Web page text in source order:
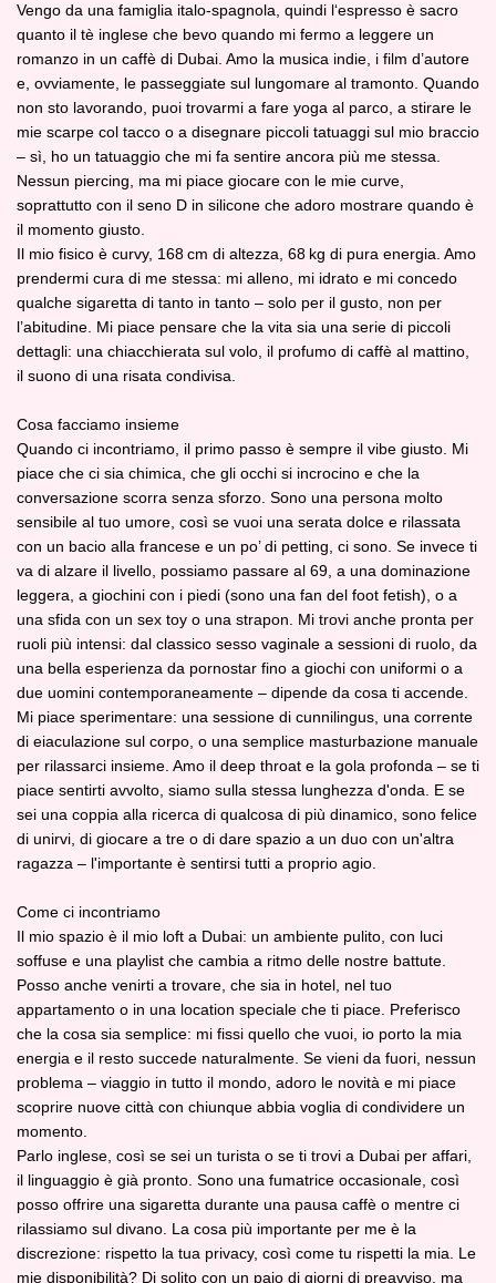
Vengo da una famiglia italo‑spagnola, quindi l‘espresso è sacro
quanto il tè inglese che bevo quando mi fermo a leggere un
romanzo in un caffè di Dubai. Amo la musica indie, i film d’autore
e, ovviamente, le passeggiate sul lungomare al tramonto. Quando
non sto lavorando, puoi trovarmi a fare yoga al parco, a stirare le
mie scarpe col tacco o a disegnare piccoli tatuaggi sul mio braccio
– sì, ho un tatuaggio che mi fa sentire ancora più me stessa.
Nessun piercing, ma mi piace giocare con le mie curve,
soprattutto con il seno D in silicone che adoro mostrare quando è
il momento giusto.
Il mio fisico è curvy, 168 cm di altezza, 68 kg di pura energia. Amo
prendermi cura di me stessa: mi alleno, mi idrato e mi concedo
qualche sigaretta di tanto in tanto – solo per il gusto, non per
l’abitudine. Mi piace pensare che la vita sia una serie di piccoli
dettagli: una chiacchierata sul volo, il profumo di caffè al mattino,
il suono di una risata condivisa.
Cosa facciamo insieme
Quando ci incontriamo, il primo passo è sempre il vibe giusto. Mi
piace che ci sia chimica, che gli occhi si incrocino e che la
conversazione scorra senza sforzo. Sono una persona molto
sensibile al tuo umore, così se vuoi una serata dolce e rilassata
con un bacio alla francese e un po’ di petting, ci sono. Se invece ti
va di alzare il livello, possiamo passare al 69, a una dominazione
leggera, a giochini con i piedi (sono una fan del foot fetish), o a
una sfida con un sex toy o una strapon. Mi trovi anche pronta per
ruoli più intensi: dal classico sesso vaginale a sessioni di ruolo, da
una bella esperienza da pornostar fino a giochi con uniformi o a
due uomini contemporaneamente – dipende da cosa ti accende.
Mi piace sperimentare: una sessione di cunnilingus, una corrente
di eiaculazione sul corpo, o una semplice masturbazione manuale
per rilassarci insieme. Amo il deep throat e la gola profonda – se ti
piace sentirti avvolto, siamo sulla stessa lunghezza d'onda. E se
sei una coppia alla ricerca di qualcosa di più dinamico, sono felice
di unirvi, di giocare a tre o di dare spazio a un duo con un'altra
ragazza – l'importante è sentirsi tutti a proprio agio.
Come ci incontriamo
Il mio spazio è il mio loft a Dubai: un ambiente pulito, con luci
soffuse e una playlist che cambia a ritmo delle nostre battute.
Posso anche venirti a trovare, che sia in hotel, nel tuo
appartamento o in una location speciale che ti piace. Preferisco
che la cosa sia semplice: mi fissi quello che vuoi, io porto la mia
energia e il resto succede naturalmente. Se vieni da fuori, nessun
problema – viaggio in tutto il mondo, adoro le novità e mi piace
scoprire nuove città con chiunque abbia voglia di condividere un
momento.
Parlo inglese, così se sei un turista o se ti trovi a Dubai per affari,
il linguaggio è già pronto. Sono una fumatrice occasionale, così
posso offrire una sigaretta durante una pausa caffè o mentre ci
rilassiamo sul divano. La cosa più importante per me è la
discrezione: rispetto la tua privacy, così come tu rispetti la mia. Le
mie disponibilità? Di solito con un paio di giorni di preavviso, ma